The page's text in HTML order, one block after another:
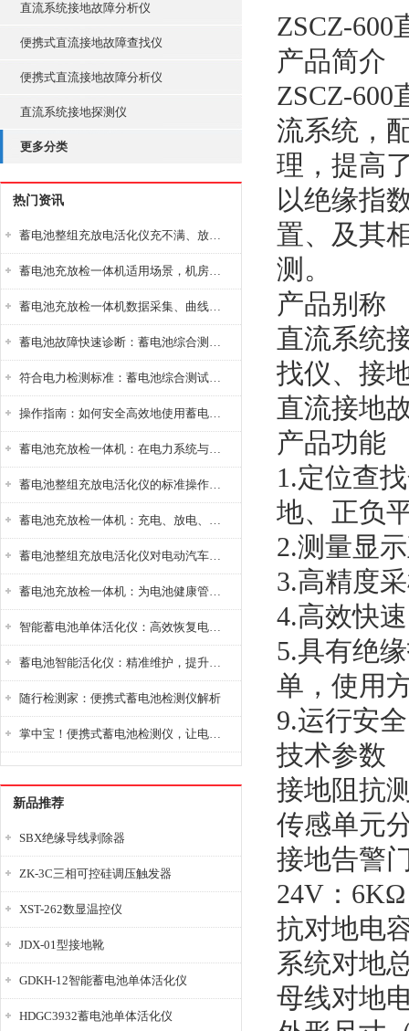
直流系统接地故障分析仪
便携式直流接地故障查找仪
便携式直流接地故障分析仪
直流系统接地探测仪
更多分类
热门资讯
蓄电池整组充放电活化仪充不满、放不完怎么办？
蓄电池充放检一体机适用场景，机房基站变电站铅酸蓄电池维护检测应用
蓄电池充放检一体机数据采集、曲线分析与电池健康状态智能评估功能详解
蓄电池故障快速诊断：蓄电池综合测试仪判断落后电池的方法与标准
符合电力检测标准：蓄电池综合测试仪测试规范与精度校准方法详解
操作指南：如何安全高效地使用蓄电池智能活化仪？
蓄电池充放检一体机：在电力系统与储能设备中的创新应用，确保蓄电池性能与可靠性
蓄电池整组充放电活化仪的标准操作流程：从接线设置到充放电参数设定的安全规范
蓄电池充放检一体机：充电、放电、检测三功能集成设备
蓄电池整组充放电活化仪对电动汽车电池有帮助吗？
蓄电池充放检一体机：为电池健康管理提供一站式解决方案
智能蓄电池单体活化仪：高效恢复电池性能，延长蓄电池使用寿命
蓄电池智能活化仪：精准维护，提升电池健康状态
随行检测家：便携式蓄电池检测仪解析
掌中宝！便携式蓄电池检测仪，让电池检测变得简单又快捷！
新品推荐
SBX绝缘导线剥除器
ZK-3C三相可控硅调压触发器
XST-262数显温控仪
JDX-01型接地靴
GDKH-12智能蓄电池单体活化仪
HDGC3932蓄电池单体活化仪
ZSCZ-600
产品简介
ZSCZ-
流系统，
理，提高
以绝缘指
置、及其
测。
产品别称
直流系统
找仪、接
直流接地
产品功能
1.定位查
地、正负
2.测量显
3.高精度
4.高效快
5.具有绝
单，使用
9.运行安
技术参数
接地阻抗
传感单元
接地告警
24V：6KΩ
抗对地电
系统对地
母线对地